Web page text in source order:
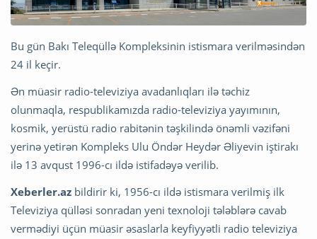
Bu gün Bakı Teleqüllə Kompleksinin istismara verilməsindən
24 il keçir.
Ən müasir radio-televiziya avadanlıqları ilə təchiz
olunmaqla, respublikamızda radio-televiziya yayımının,
kosmik, yerüstü radio rabitənin təşkilində önəmli vəzifəni
yerinə yetirən Kompleks Ulu Öndər Heydər Əliyevin iştirakı
ilə 13 avqust 1996-cı ildə istifadəyə verilib.
Xeberler.az bildirir ki, 1956-cı ildə istismara verilmiş ilk
Televiziya qülləsi sonradan yeni texnoloji tələblərə cavab
vermədiyi üçün müasir əsaslarla keyfiyyətli radio televiziya